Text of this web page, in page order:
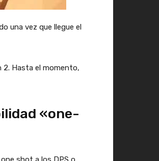
una vez que llegue el
2. Hasta el momento,
«one-